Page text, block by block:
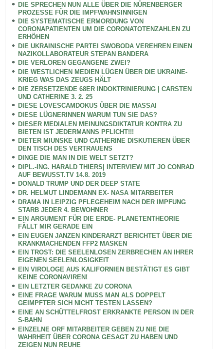
DIE SPRECHEN NUN ALLE ÜBER DIE NÜRENBERGER
PROZESSE FÜR DIE IMPFWAHNSINNIGEN
DIE SYSTEMATISCHE ERMORDUNG VON
CORONAPATIENTEN UM DIE CORONATOTENZAHLEN ZU
ERHÖHEN
DIE UKRAINISCHE PARTEI SWOBODA VEREHREN EINEN
NAZIKOLLABORATEUR STEPAN BANDERA
DIE VERLOREN GEGANGENE ZWEI?
DIE WESTLICHEN MEDIEN LÜGEN ÜBER DIE UKRAINE-
KRIEG WAS DAS ZEUGS HÄLT
DIE ZERSETZENDE 68ER INDOKTRINIERUNG | CARSTEN
UND CATHERINE 3. 2. 25
DIESE LOVESCAMDOKUS ÜBER DIE MASSAI
DIESE LÜGNERINNEN WARUM TUN SIE DAS?
DIESER MEDIALEN MEINUNGSDIKTATUR KONTRA ZU
BIETEN IST JEDERMANNS PFLICHT!!!
DIETER MIUNSKE UND CATHERINE DISKUTIEREN ÜBER
DEN TISCH DES VERTRAUENS
DINGE DIE MAN IN DIE WELT SETZT?
DIPL.-ING. HARALD THIERS| INTERVIEW MIT JO CONRAD
AUF BEWUSST.TV 14.8. 2019
DONALD TRUMP UND DER DEEP STATE
DR. HELMUT LINDEMANN EX- NASA MITARBEITER
DRAMA IN LEIPZIG PFLEGEHEIM NACH DER IMPFUNG
STARB JEDER 4. BEWOHNER
EIN ARGUMENT FÜR DIE ERDE- PLANETENTHEORIE
FÄLLT MIR GERADE EIN
EIN EUGEN JANZEN KINDERARZT BERICHTET ÜBER DIE
KRANKMACHENDEN FFP2 MASKEN
EIN TROST: DIE SEELENLOSEN ZERBRECHEN AN IHRER
EIGENEN SEELENLOSIGKEIT
EIN VIROLOGE AUS KALIFORNIEN BESTÄTIGT ES GIBT
KEINE CORONAVIREN!
EIN LETZTER GEDANKE ZU CORONA
EINE FRAGE WARUM MUSS MAN ALS DOPPELT
GEIMPFTER SICH NICHT TESTEN LASSEN?
EINE AN SCHÜTTELFROST ERKRANKTE PERSON IN DER
S-BAHN
EINZELNE ORF MITARBEITER GEBEN ZU NIE DIE
WAHRHEIT ÜBER CORONA GESAGT ZU HABEN UND
ZEIGEN NUN REUHE